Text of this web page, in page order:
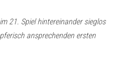
21. Spiel hintereinander sieglos
ansprechenden ersten